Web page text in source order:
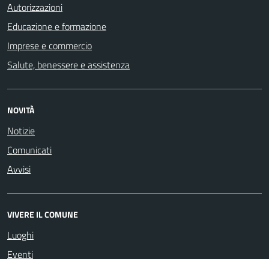
Autorizzazioni
Educazione e formazione
Imprese e commercio
Salute, benessere e assistenza
NOVITÀ
Notizie
Comunicati
Avvisi
VIVERE IL COMUNE
Luoghi
Eventi